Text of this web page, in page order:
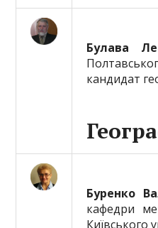
Булава
кандидат
Буренко
кафедри
Київського